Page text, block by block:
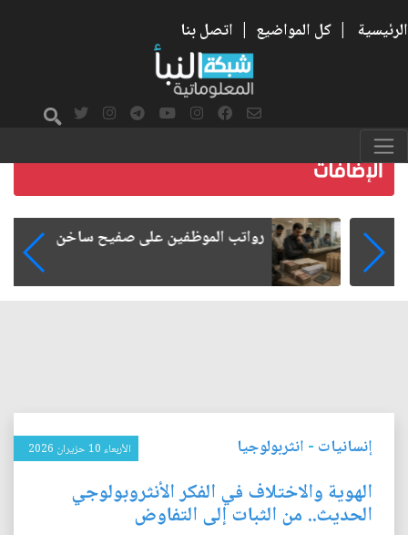
الرئيسية | كل المواضيع | اتصل بنا
رواتب الموظفين على صفيح ساخن
إنسانيات - انثربولوجيا الأربعاء 10 حزيران 2026
الهوية والاختلاف في الفكر الأنثروبولوجي
الحديث.. من الثبات إلى التفاوض